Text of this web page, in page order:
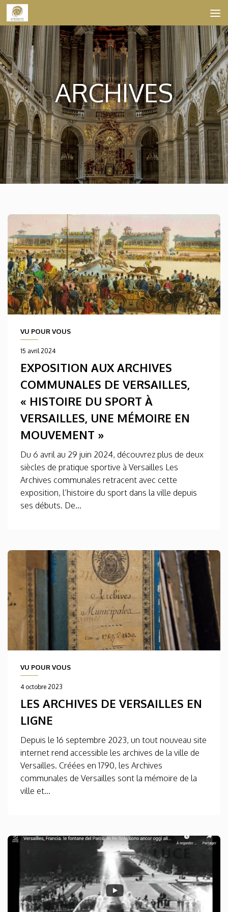
Skip to content
ARCHIVES
VU POUR VOUS
15 avril 2024
EXPOSITION AUX ARCHIVES
COMMUNALES DE VERSAILLES,
« HISTOIRE DU SPORT À
VERSAILLES, UNE MÉMOIRE EN
MOUVEMENT »
Du 6 avril au 29 juin 2024, découvrez plus de deux
siècles de pratique sportive à Versailles Les
Archives communales retracent avec cette
exposition, l’histoire du sport dans la ville depuis
ses débuts. De...
VU POUR VOUS
4 octobre 2023
LES ARCHIVES DE VERSAILLES EN
LIGNE
Depuis le 16 septembre 2023, un tout nouveau site
internet rend accessible les archives de la ville de
Versailles. Créées en 1790, les Archives
communales de Versailles sont la mémoire de la
ville et...